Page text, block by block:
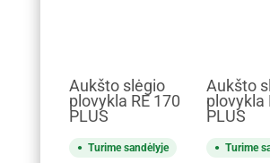
Aukšto slėgio
plovykla RE 170
PLUS
Turime sandėlyje
Aukšto
plovykla
PLUS
Turime